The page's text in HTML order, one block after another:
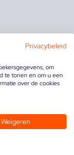
Privacybeleid
om
te tonen en om u een
over de cookies
Weigeren